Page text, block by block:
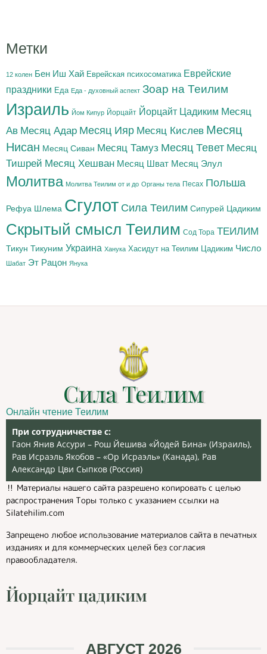
Метки
12 колен Бен Иш Хай Еврейская психосоматика Еврейские
праздники Еда Еда - духовный аспект Зоар на Теилим
Израиль Йом Кипур Йорцайт Йорцайт Цадиким Месяц
Ав Месяц Адар Месяц Ияр Месяц Кислев Месяц
Нисан Месяц Сиван Месяц Тамуз Месяц Тевет Месяц
Тишрей Месяц Хешван Месяц Шват Месяц Элул
Молитва Молитва Теилим от и до Органы тела Песах Польша
Рефуа Шлема Сгулот Сила Теилим Сипурей Цадиким
Скрытый смысл Теилим Сод Тора ТЕИЛИМ
Тикун Тикуним Украина Ханука Хасидут на Теилим Цадиким Число
Шабат Эт Рацон Янука
Сила Теилим
Онлайн чтение Теилим
При сотрудничестве с:
Гаон Янив Ассури – Рош Йешива «Йодей Бина» (Израиль),
Рав Исраэль Якобов – «Ор Исраэль» (Канада), Рав
Александр Цви Сыпков (Россия)
‼️ Материалы нашего сайта разрешено копировать с целью
распространения Торы только с указанием ссылки на
Silatehilim.com
Запрещено любое использование материалов сайта в печатных
изданиях и для коммерческих целей без согласия
правообладателя.
Йорцайт цадиким
АВГУСТ 2026